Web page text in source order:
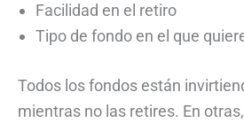
Facilidad en el retiro
Tipo de fondo en el que
Todos los fondos están
mientras no las retires. En